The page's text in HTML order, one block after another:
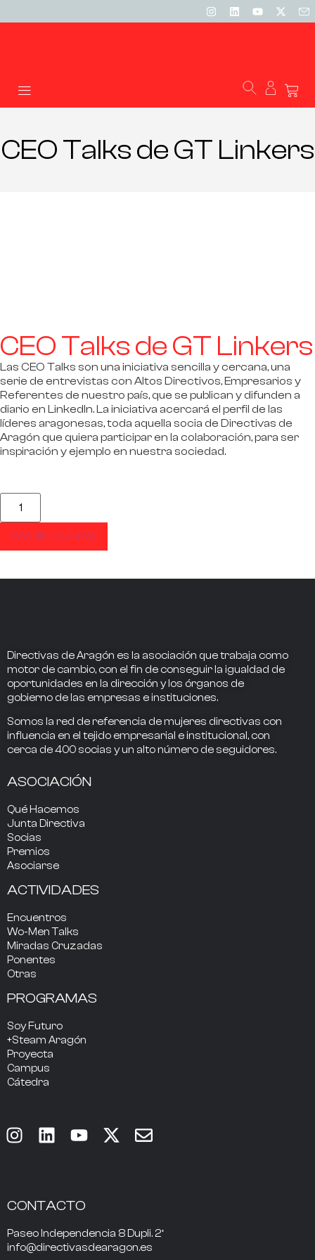
CEO Talks de GT Linkers
CEO Talks de GT Linkers
Las CEO Talks son una iniciativa sencilla y cercana, una
serie de entrevistas con Altos Directivos, Empresarios y
Referentes de nuestro país, que se publican y difunden a
diario en LinkedIn. La iniciativa acercará el perfil de las
líderes aragonesas, toda aquella socia de Directivas de
Aragón que quiera participar en la colaboración, para ser
inspiración y ejemplo en nuestra sociedad.
Añadir al carrito
Directivas de Aragón es la asociación que trabaja como
motor de cambio, con el fin de conseguir la igualdad de
oportunidades en la dirección y los órganos de
gobierno de las empresas e instituciones.
Somos la red de referencia de mujeres directivas con
influencia en el tejido empresarial e institucional, con
cerca de400 socias y un alto número de seguidores.
ASOCIACIÓN
Qué Hacemos
Junta Directiva
Socias
Premios
Asociarse
ACTIVIDADES
Encuentros
Wo-Men Talks
Miradas Cruzadas
Ponentes
Otras
PROGRAMAS
Soy Futuro
+Steam Aragón
Proyecta
Campus
Cátedra
CONTACTO
Paseo Independencia 8 Dupli. 2º
info@directivasdearagon.es